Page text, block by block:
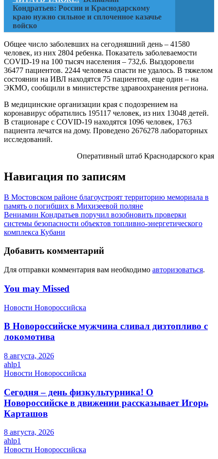
Кондратьев: России и Краснодарскому
краю нужно сильное и сплоченное казачье
войско
Общее число заболевших на сегодняшний день – 41580
человек, из них 2804 ребенка. Показатель заболеваемости
COVID-19 на 100 тысяч населения – 732,6. Выздоровели
36477 пациентов. 2244 человека спасти не удалось. В тяжелом
состоянии на ИВЛ находятся 75 пациентов, еще один – на
ЭКМО, сообщили в министерстве здравоохранения региона.
В медицинские организации края с подозрением на
коронавирус обратились 195117 человек, из них 13048 детей.
В стационаре с COVID-19 находятся 1096 человек, 1763
пациента лечатся на дому. Проведено 2676278 лабораторных
исследований.
Оперативный штаб Краснодарского края
Навигация по записям
В Мостовском районе благоустроят территорию мемориала в
память о погибших в Михизеевой поляне
Вениамин Кондратьев поручил возобновить проверки
системы безопасности объектов топливно-энергетического
комплекса Кубани
Добавить комментарий
Для отправки комментария вам необходимо авторизоваться.
You may Missed
Новости Новороссийска
В Новороссийске мужчина сливал дизтопливо с
локомотива
8 августа, 2026
ahlp1
Новости Новороссийска
Сегодня – день физкультурника! О
Новороссийске в движении рассказывает Игорь
Карташов
8 августа, 2026
ahlp1
Новости Новороссийска